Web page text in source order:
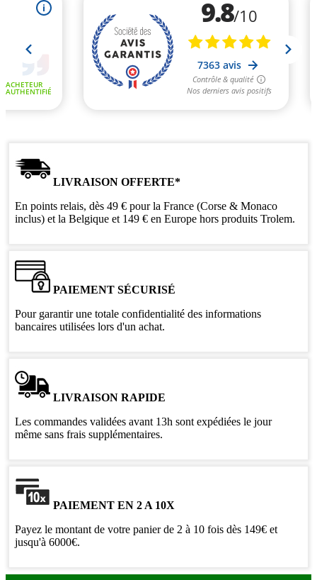
Marine
LIVRAISON OFFERTE*
En points relais, dès 49 € pour la France (Corse & Monaco
inclus) et la Belgique et 149 € en Europe hors produits Trolem.
PAIEMENT SÉCURISÉ
Pour garantir une totale confidentialité des informations
bancaires utilisées lors d'un achat.
LIVRAISON RAPIDE
Les commandes validées avant 13h sont expédiées le jour
même sans frais supplémentaires.
PAIEMENT EN 2 A 10X
Payez le montant de votre panier de 2 à 10 fois dès 149€ et
jusqu'à 6000€.